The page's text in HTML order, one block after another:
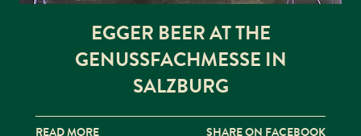
EGGER BEER AT THE
GENUSSFACHMESSE IN
SALZBURG
READ MORE SHARE ON FACEBOOK